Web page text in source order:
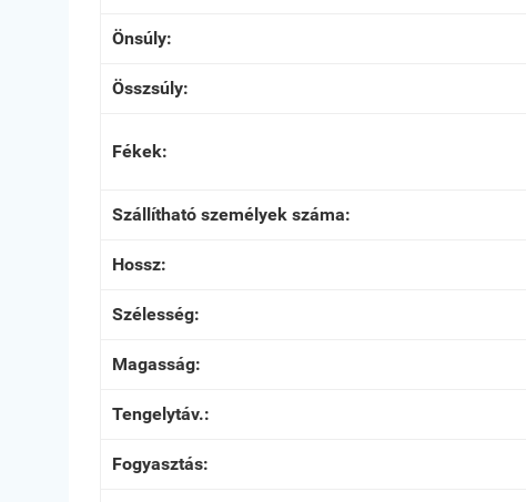
Önsúly:
Összsúly:
Fékek:
Szállítható személyek száma:
Hossz:
Szélesség:
Magasság:
Tengelytáv.:
Fogyasztás: